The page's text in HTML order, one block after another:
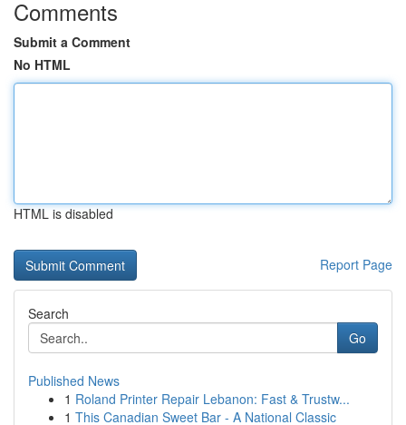
Comments
Submit a Comment
No HTML
HTML is disabled
Report Page
Search
Go
Published News
1 Roland Printer Repair Lebanon: Fast & Trustw...
1 This Canadian Sweet Bar - A National Classic